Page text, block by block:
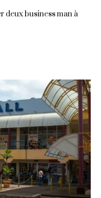
deux business man à